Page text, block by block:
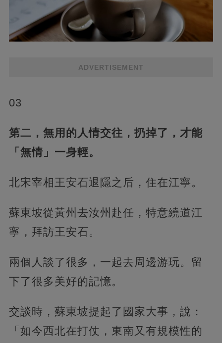
ADVERTISEMENT
03
第二，無用的人情交往，扔掉了，才能
「無情」一身輕。
北宋宰相王安石退隱之后，住在江寧。
蘇東坡從黃州去汝州赴任，特意繞道江
寧，拜訪王安石。
兩個人談了很多，一起去周邊游玩。留
下了很多美好的記憶。
交談時，蘇東坡提起了國家大事，說：
「如今西北在打仗，東南又有規模性的